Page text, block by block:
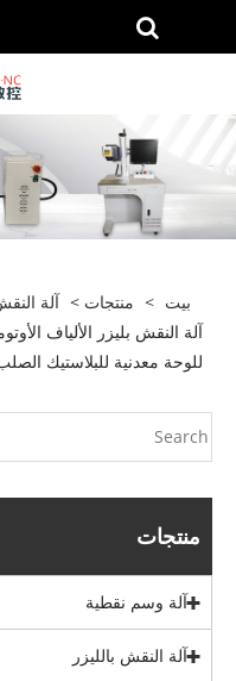
بيت > منتجات > آلة
آلة النقش بليزر الألياف
للوحة معدنية للبلاستيك
منتجات
آلة وسم نقطية
آلة النقش بالليزر